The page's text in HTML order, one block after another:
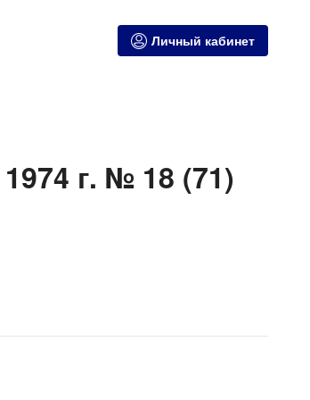
Личный кабинет
г. № 18 (71)